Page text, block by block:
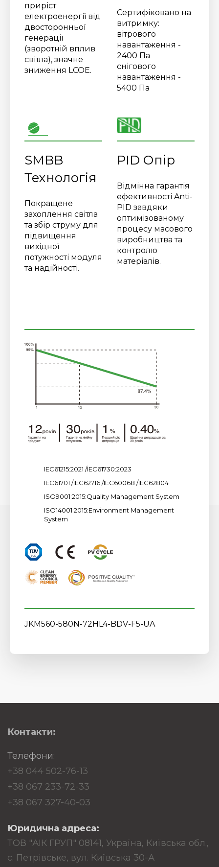
приріст
електроенергії від
двосторонньої
генерації
(зворотній вплив
світла), значне
зниження LCOE.
Сертифіковано на
витримку:
вітрового
навантаження -
2400 Па
снігового
навантаження -
5400 Па
SMBB
Технологія
Покращене
захоплення світла
та збір струму для
підвищення
вихідної
потужності модуля
та надійності.
PID Опір
Відмінна гарантія
ефективності Anti-
PID завдяки
оптимізованому
процесу масового
виробництва та
контролю
матеріалів.
IEC61215:2021 /IEC61730:2023
IEC61701 /IEC62716 /IEC60068 /IEC62804
ISO9001:2015:Quality Management System
ISO14001:2015:Environment Management
System
JKM560-580N-72HL4-BDV-F5-UA
Контакти:
Телефони:
+38 044 502-76-13
+38 067 233-72-33
+38 067 327-40-03
Юридична адреса:
ТОВ "АІК ГРУП" 08141, Україна, Київська обл.,
с. Петрівське, вул. Київська 30-А